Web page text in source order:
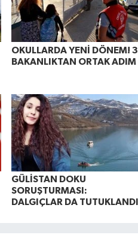
OKULLARDA YENİ DÖNEM! 3
BAKANLIKTAN ORTAK ADIM
GÜLİSTAN DOKU
SORUŞTURMASI:
DALGIÇLAR DA TUTUKLANDI